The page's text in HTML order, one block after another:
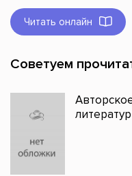
Читать онлайн
Советуем